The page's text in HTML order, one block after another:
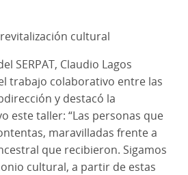
cultural
SERPAT, Claudio Lagos
trabajo colaborativo entre las
y destacó la
este taller: “Las personas que
maravilladas frente a
que recibieron. Sigamos
cultural, a partir de estas